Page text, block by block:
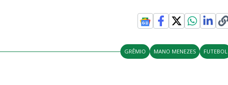
GRÊMIO MANO MENEZES FUTEBOL